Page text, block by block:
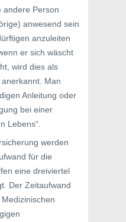
andere Person
anwesend sein
anzuleiten
er sich wäscht
wird dies als
Man
Anleitung oder
bei einer
Lebens“.
werden
für die
eine dreiviertel
Der Zeitaufwand